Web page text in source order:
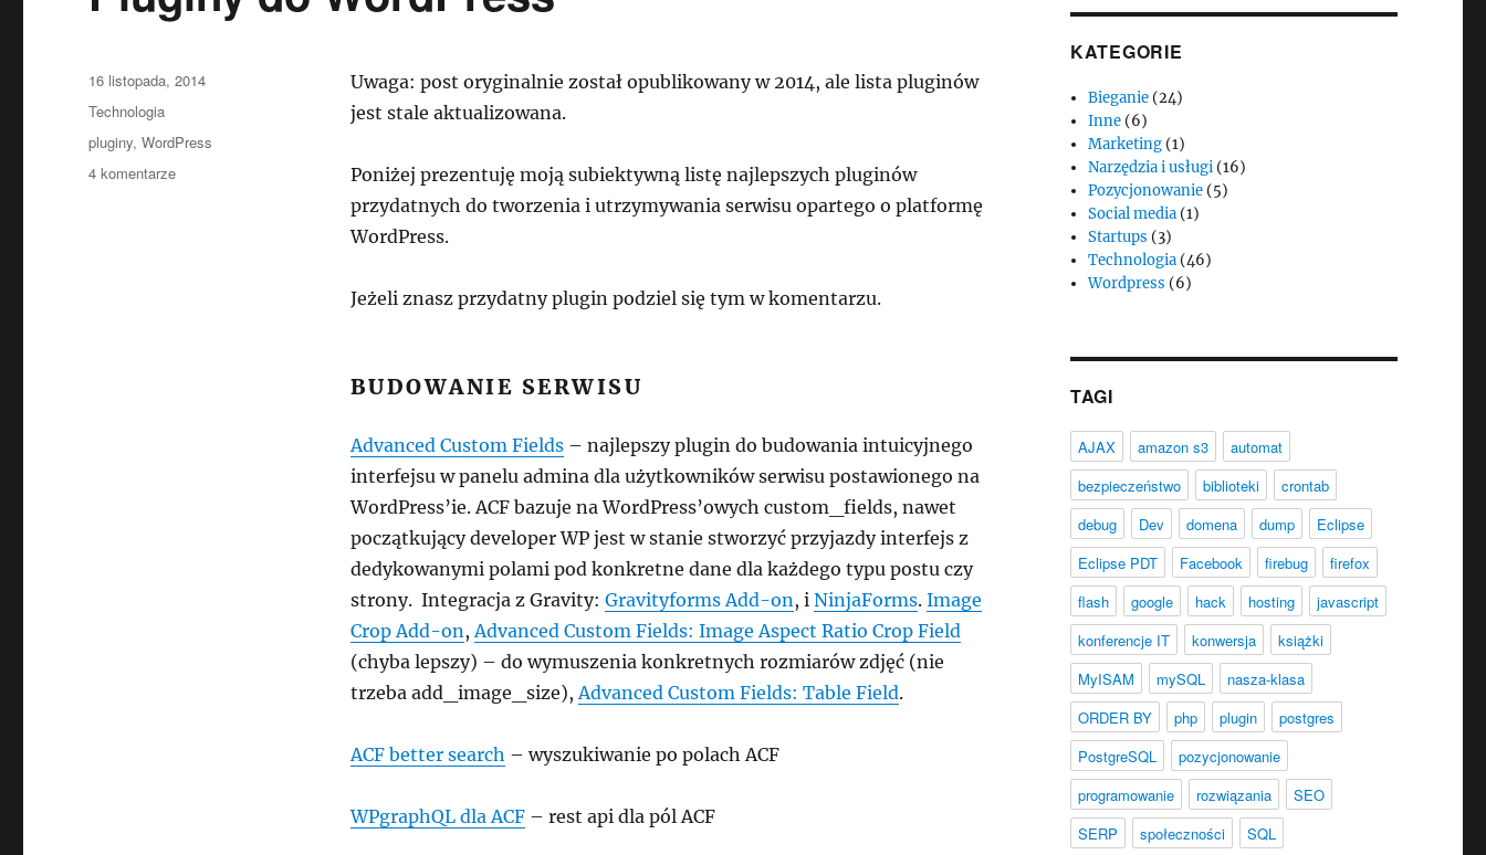
Uwaga: post oryginalnie został opublikowany w 2014, ale lista pluginów
jest stale aktualizowana.
Poniżej prezentuję moją subiektywną listę najlepszych pluginów
przydatnych do tworzenia i utrzymywania serwisu opartego o platformę
WordPress.
Jeżeli znasz przydatny plugin podziel się tym w komentarzu.
BUDOWANIE SERWISU
Advanced Custom Fields– najlepszy plugin do budowania intuicyjnego
interfejsu w panelu admina dla użytkowników serwisu postawionego na
WordPress’ie. ACF bazuje na WordPress’owych custom_fields, nawet
początkujący developer WP jest w stanie stworzyć przyjazdy interfejs z
dedykowanymi polami pod konkretne dane dla każdego typu postu czy
strony. Integracja z Gravity: Gravityforms Add-on, i NinjaForms. Image
Crop Add-on,Advanced Custom Fields: Image Aspect Ratio Crop Field
(chyba lepszy) – do wymuszenia konkretnych rozmiarów zdjęć (nie
trzeba add_image_size),Advanced Custom Fields: Table Field.
ACF better search – wyszukiwanie po polach ACF
WPgraphQL dla ACF– rest api dla pól ACF
Data
publikacji
16 listopada, 2014
Kategorie
Technologia
Tagi
pluginy,WordPress
4 komentarzedo
KATEGORIE
Bieganie (24)
Inne (6)
Marketing (1)
Narzędzia i usługi (16)
Pozycjonowanie (5)
Social media (1)
Startups (3)
Technologia (46)
Wordpress (6)
TAGI
AJAX amazon s3
automat
bezpieczeństwo
biblioteki
crontab
debug
Dev domena dump
Eclipse
Eclipse PDT
Facebook firebug
firefox
flash
google hack hosting
javascript
konferencje IT
konwersja
książki
MyISAM
mySQL
nasza-klasa
ORDER BY
php plugin
postgres
PostgreSQL
pozycjonowanie
programowanie
rozwiązania
SEO
SERP
społeczności
SQL